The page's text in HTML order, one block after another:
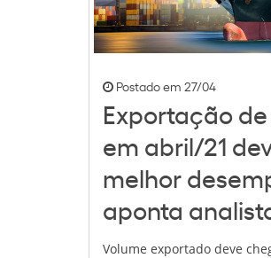
Postado em 27/04
Exportação
em abril/21
melhor
aponta
Volume exportado deve